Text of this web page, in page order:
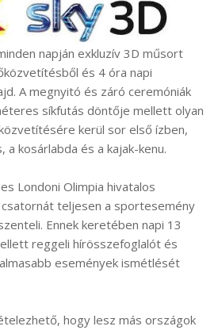
napján exkluzív 3D műsort
és 4 óra napi
A megnyitó és záró ceremóniák
síkfutás döntője mellett olyan
kerül sor első ízben,
a kosárlabda és a kajak-kenu.
Londoni Olimpia hivatalos
teljesen a sportesemény
Ennek keretében napi 13
reggeli hírösszefoglalót és
események ismétlését
hogy lesz más országok